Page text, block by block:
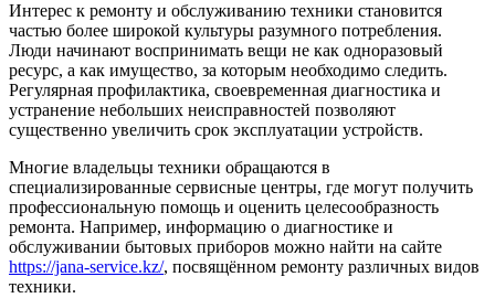
Интерес к ремонту и обслуживанию техники становится
частью более широкой культуры разумного потребления.
Люди начинают воспринимать вещи не как одноразовый
ресурс, а как имущество, за которым необходимо следить.
Регулярная профилактика, своевременная диагностика и
устранение небольших неисправностей позволяют
существенно увеличить срок эксплуатации устройств.
Многие владельцы техники обращаются в
специализированные сервисные центры, где могут получить
профессиональную помощь и оценить целесообразность
ремонта. Например, информацию о диагностике и
обслуживании бытовых приборов можно найти на сайте
https://jana-service.kz/, посвящённом ремонту различных видов
техники.